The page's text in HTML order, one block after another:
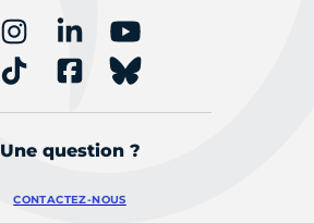
Une question ?
CONTACTEZ-NOUS